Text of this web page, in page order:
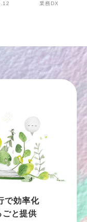
業務DX
で効率化
と提供